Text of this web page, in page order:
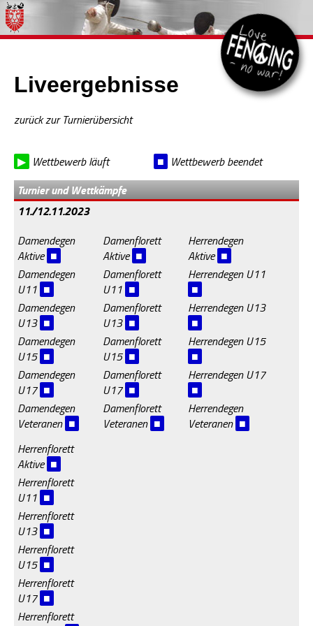
Liveergebnisse
zurück zur Turnierübersicht
▶ Wettbewerb läuft ■ Wettbewerb beendet
Turnier und Wettkämpfe
11./12.11.2023
Damendegen
Aktive ■
Damendegen
U11 ■
Damendegen
U13 ■
Damendegen
U15 ■
Damendegen
U17 ■
Damendegen
Veteranen ■
Damenflorett
Aktive ■
Damenflorett
U11 ■
Damenflorett
U13 ■
Damenflorett
U15 ■
Damenflorett
U17 ■
Damenflorett
Veteranen ■
Herrendegen
Aktive ■
Herrendegen U11
■
Herrendegen U13
■
Herrendegen U15
■
Herrendegen U17
■
Herrendegen
Veteranen ■
Herrenflorett
Aktive ■
Herrenflorett
U11 ■
Herrenflorett
U13 ■
Herrenflorett
U15 ■
Herrenflorett
U17 ■
Herrenflorett